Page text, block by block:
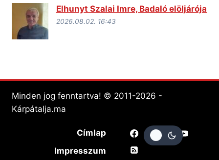
Elhunyt Szalai Imre, Badaló elöljárója
2026.08.02. 16:43
Minden jog fenntartva! © 2011-2026 -
Kárpátalja.ma
Címlap
Impresszum